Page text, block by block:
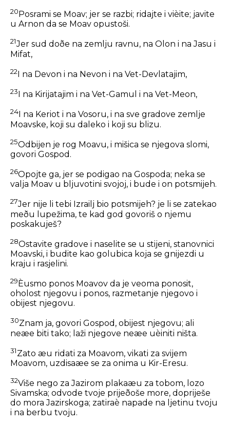
20 Posrami se Moav; jer se razbi; ridajte i vièite; javite
u Arnon da se Moav opustoši.
21Jer sud doðe na zemlju ravnu, na Olon i na Jasu i
Mifat,
22I na Devon i na Nevon i na Vet-Devlatajim,
23 I na Kirijatajim i na Vet-Gamul i na Vet-Meon,
24 I na Keriot i na Vosoru, i na sve gradove zemlje
Moavske, koji su daleko i koji su blizu.
25Odbijen je rog Moavu, i mišica se njegova slomi,
govori Gospod.
26Opojte ga, jer se podigao na Gospoda; neka se
valja Moav u bljuvotini svojoj, i bude i on potsmijeh.
27Jer nije li tebi Izrailj bio potsmijeh? je li se zatekao
meðu lupežima, te kad god govoriš o njemu
poskakuješ?
28Ostavite gradove i naselite se u stijeni, stanovnici
Moavski, i budite kao golubica koja se gnijezdi u
kraju i rasjelini.
29 Èusmo ponos Moavov da je veoma ponosit,
oholost njegovu i ponos, razmetanje njegovo i
obijest njegovu.
30Znam ja, govori Gospod, obijest njegovu; ali
neæe biti tako; laži njegove neæe uèiniti ništa.
31Zato æu ridati za Moavom, vikati za svijem
Moavom, uzdisaæe se za onima u Kir-Eresu.
32Više nego za Jazirom plakaæu za tobom, lozo
Sivamska; odvode tvoje prijeðoše more, dopriješe
do mora Jazirskoga; zatiraè napade na ljetinu tvoju
i na berbu tvoju.